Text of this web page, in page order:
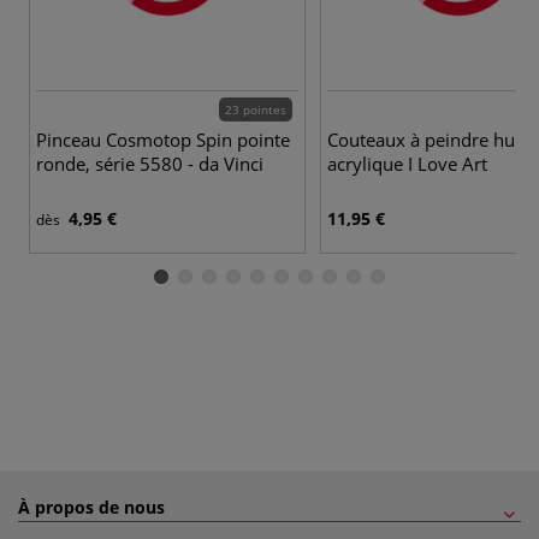
23 pointes
Pinceau Cosmotop Spin pointe
ronde, série 5580 - da Vinci
dès 4,95 €
Couteaux à peindre huile,
acrylique I Love Art
11,95 €
À propos de nous